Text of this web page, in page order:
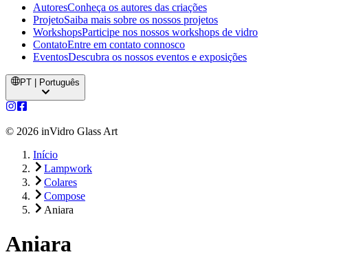
AutoresConheça os autores das criações
ProjetoSaiba mais sobre os nossos projetos
WorkshopsParticipe nos nossos workshops de vidro
ContatoEntre em contato connosco
EventosDescubra os nossos eventos e exposições
PT | Português
© 2026 inVidro Glass Art
Início
Lampwork
Colares
Compose
Aniara
Aniara